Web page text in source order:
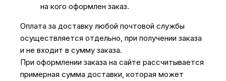
на кого оформлен заказ.
Оплата за доставку любой почтовой службы
осуществляется отдельно, при получении заказа
и не входит в сумму заказа.
При оформлении заказа на сайте рассчитывается
примерная сумма доставки, которая может